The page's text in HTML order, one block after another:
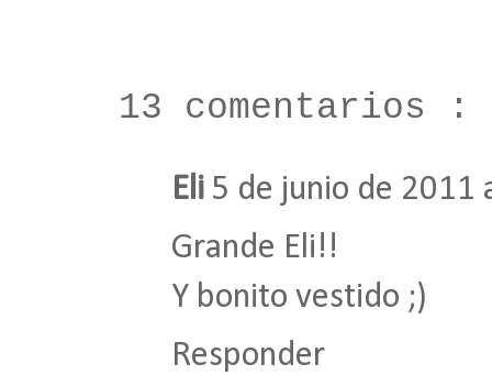
13 comentarios :
Eli 5 de junio de 2011
Grande Eli!!
Y bonito vestido ;)
Responder